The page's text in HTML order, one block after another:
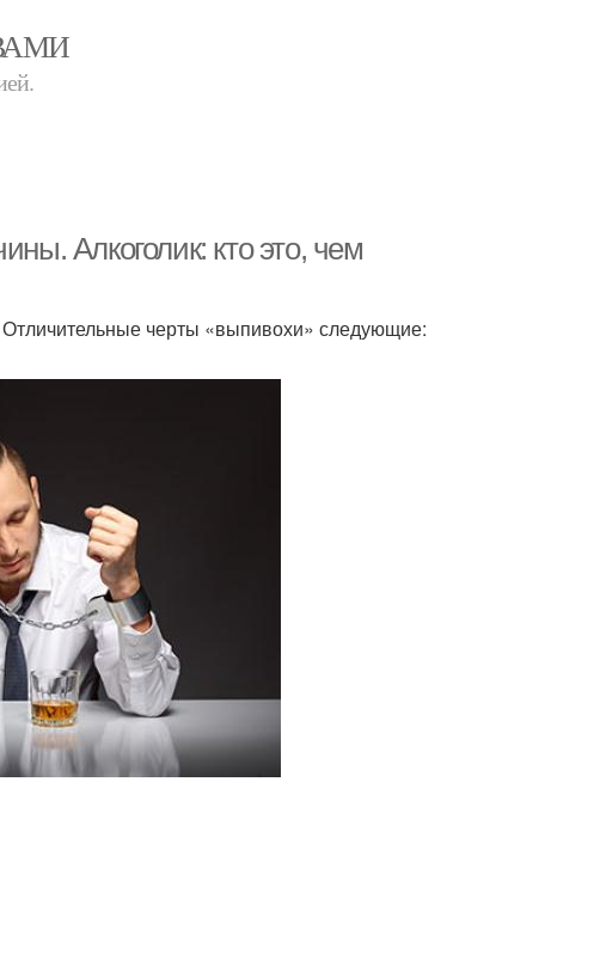
Алкоголик: кто это, чем
черты «выпивохи» следующие: